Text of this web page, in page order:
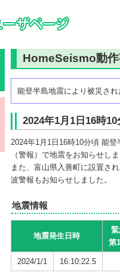
HomeSeismo動
能登半島地震により被災さ
2024年1月1日16時
2024年1月1日16時10分頃 能
（警報）で地震をお知らせし
また、富山県入善町に設置さ
波警報もお知らせしました。
地震情報
地震発生日時
第
2024/1/1 16:10:22.5